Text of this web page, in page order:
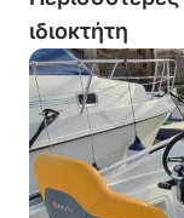
ιδιοκτήτη